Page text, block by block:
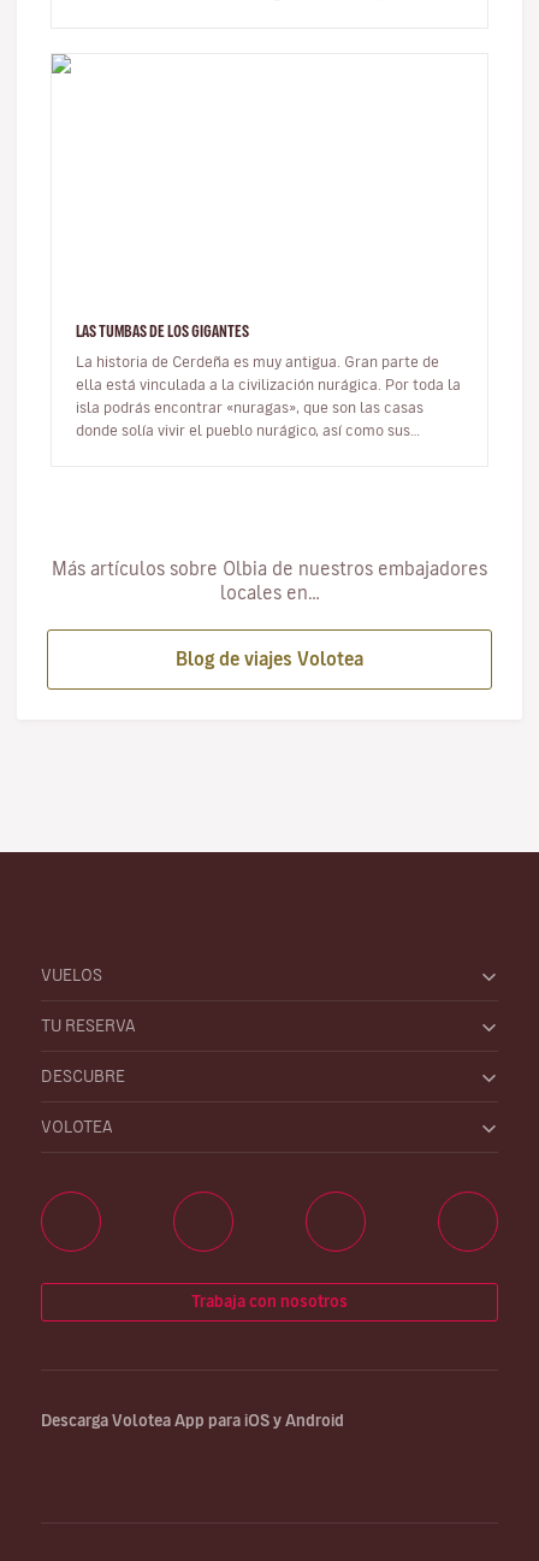
LAS TUMBAS DE LOS GIGANTES
La historia de Cerdeña es muy antigua. Gran parte de
ella está vinculada a la civilización nurágica. Por toda la
isla podrás encontrar «nuragas», que son las casas
donde solía vivir el pueblo nurágico, así como sus
Más artículos sobre Olbia de nuestros embajadores
locales en…
Blog de viajes Volotea
VUELOS
TU RESERVA
DESCUBRE
VOLOTEA
Trabaja con nosotros
Descarga Volotea App para iOS y Android